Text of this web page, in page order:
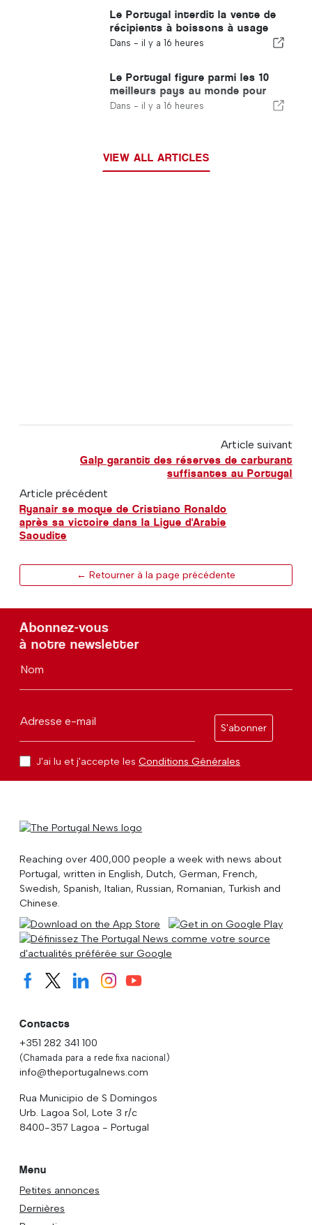
Le Portugal interdit la vente de
récipients à boissons à usage
unique ne portant pas le logo «
Dans - il y a 16 heures
Le Portugal figure parmi les 10
meilleurs pays au monde pour
les expatriés
Dans - il y a 16 heures
VIEW ALL ARTICLES
Article suivant
Galp garantit des réserves de carburant
suffisantes au Portugal
Article précédent
Ryanair se moque de Cristiano Ronaldo
après sa victoire dans la Ligue d'Arabie
Saoudite
← Retourner à la page précédente
Abonnez-vous
à notre newsletter
Nom
Adresse e-mail
S'abonner
J'ai lu et j'accepte les Conditions Générales
Reaching over 400,000 people a week with news about
Portugal, written in English, Dutch, German, French,
Swedish, Spanish, Italian, Russian, Romanian, Turkish and
Chinese.
Contacts
+351 282 341 100
(Chamada para a rede fixa nacional)
info@theportugalnews.com
Rua Municipio de S Domingos
Urb. Lagoa Sol, Lote 3 r/c
8400-357 Lagoa - Portugal
Menu
Petites annonces
Dernières